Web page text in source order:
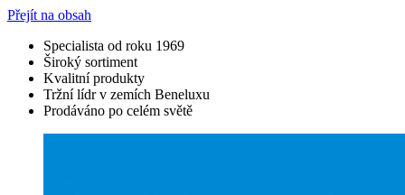
Přejít na obsah
Specialista od roku 1969
Široký sortiment
Kvalitní produkty
Tržní lídr v zemích Beneluxu
Prodáváno po celém světě